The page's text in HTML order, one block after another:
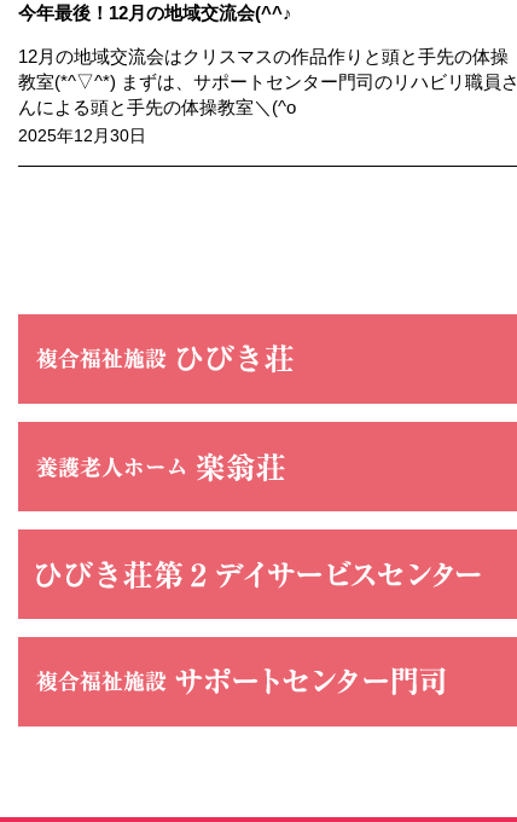
今年最後！12月の地域交流会(^^♪
12月の地域交流会はクリスマスの作品作りと頭と手先の体操
教室(*^▽^*) まずは、サポートセンター門司のリハビリ職員さ
んによる頭と手先の体操教室＼(^o
2025年12月30日